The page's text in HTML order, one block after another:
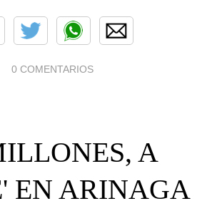
0 COMENTARIOS
A
EN ARINAGA